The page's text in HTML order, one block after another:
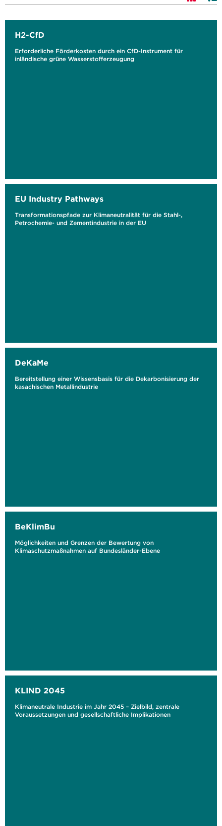
H2-CfD
Erforderliche Förderkosten durch ein CfD-Instrument für
inländische grüne Wasserstofferzeugung
EU Industry Pathways
Transformationspfade zur Klimaneutralität für die Stahl-,
Petrochemie- und Zementindustrie in der EU
DeKaMe
Bereitstellung einer Wissensbasis für die Dekarbonisierung der
kasachischen Metallindustrie
BeKlimBu
Möglichkeiten und Grenzen der Bewertung von
Klimaschutzmaßnahmen auf Bundesländer-Ebene
KLIND 2045
Klimaneutrale Industrie im Jahr 2045 – Zielbild, zentrale
Voraussetzungen und gesellschaftliche Implikationen